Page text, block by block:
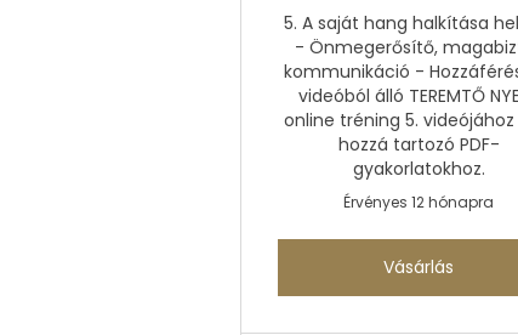
5. A saját hang halkítása
- Önmegerősítő,
kommunikáció -
videóból álló TEREMTŐ
online tréning 5. videójához
hozzá tartozó PDF-
gyakorlatokhoz.
Érvényes 12 hónapra
Vásárlás